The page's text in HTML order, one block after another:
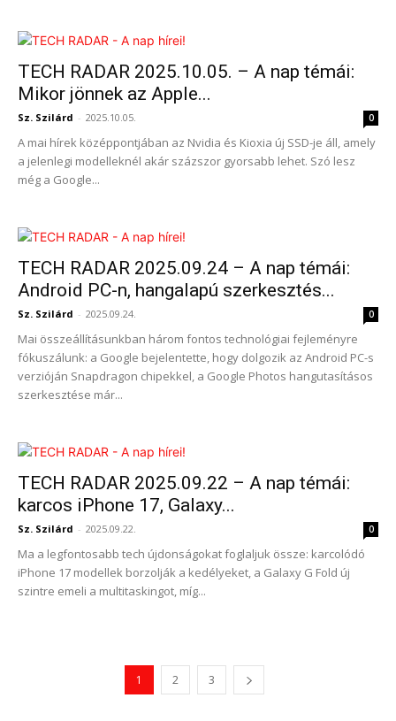
TECH RADAR 2025.10.05. – A nap témái:
Mikor jönnek az Apple...
Sz. Szilárd - 2025.10.05. 0
A mai hírek középpontjában az Nvidia és Kioxia új SSD-je áll, amely
a jelenlegi modelleknél akár százszor gyorsabb lehet. Szó lesz
még a Google...
TECH RADAR 2025.09.24 – A nap témái:
Android PC-n, hangalapú szerkesztés...
Sz. Szilárd - 2025.09.24. 0
Mai összeállításunkban három fontos technológiai fejleményre
fókuszálunk: a Google bejelentette, hogy dolgozik az Android PC-s
verzióján Snapdragon chipekkel, a Google Photos hangutasításos
szerkesztése már...
TECH RADAR 2025.09.22 – A nap témái:
karcos iPhone 17, Galaxy...
Sz. Szilárd - 2025.09.22. 0
Ma a legfontosabb tech újdonságokat foglaljuk össze: karcolódó
iPhone 17 modellek borzolják a kedélyeket, a Galaxy G Fold új
szintre emeli a multitaskingot, míg...
1 2 3